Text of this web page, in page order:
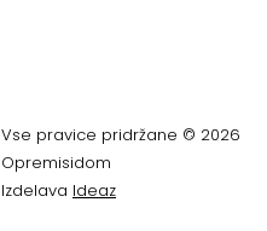
Vse pravice pridržane © 2026
Opremisidom
Izdelava Ideaz